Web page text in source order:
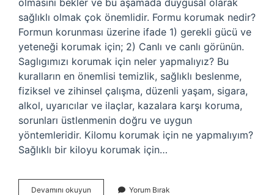
olmasını bekler ve bu aşamada duygusal olarak
sağlıklı olmak çok önemlidir. Formu korumak nedir?
Formun korunması üzerine ifade 1) gerekli gücü ve
yeteneği korumak için; 2) Canlı ve canlı görünün.
Saglıgımızı korumak için neler yapmalıyız? Bu
kuralların en önemlisi temizlik, sağlıklı beslenme,
fiziksel ve zihinsel çalışma, düzenli yaşam, sigara,
alkol, uyarıcılar ve ilaçlar, kazalara karşı koruma,
sorunları üstlenmenin doğru ve uygun
yöntemleridir. Kilomu korumak için ne yapmalıyım?
Sağlıklı bir kiloyu korumak için…
Devamını okuyun Formunuzu Yorum Bırak